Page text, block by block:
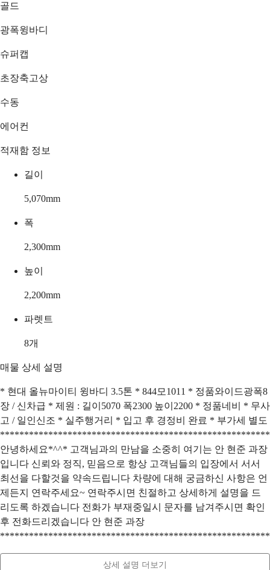
골드
광폭윙바디
슈퍼캡
초장축고상
수동
에어컨
적재함 정보
길이
5,070mm
폭
2,300mm
높이
2,200mm
파렛트
8개
매물 상세 설명
* 현대 올뉴마이티 윙바디 3.5톤 * 844모1011 * 정품와이드광폭8
장 / 신차급 * 제원 : 길이5070 폭2300 높이2200 * 정품네비 * 무사
고 / 일인신조 * 실주행거리 * 입고 후 경정비 완료 * 부가세 별도
안녕하세요*^^* 고객님과의 만남을 소중히 여기는 안 현준 과장
입니다 신뢰와 정직, 믿음으로 항상 고객님들의 입장에서 서서
최선을 다할것을 약속드립니다 차량에 대해 궁금하신 사항은 언
제든지 연락주세요~ 연락주시면 친절하고 상세하게 설명을 드
리도록 하겠습니다 전화가 부재중일시 문자를 남겨주시면 확인
후 전화드리겠습니다 안 현준 과장
상세 설명 더보기